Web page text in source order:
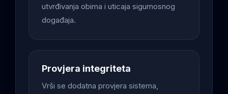
utvrđivanja obima i uticaja sigurnosnog
događaja.
Provjera integriteta
Vrši se dodatna provjera sistema,